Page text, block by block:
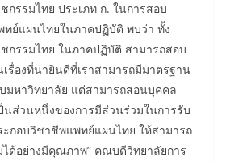
กรรมไทย ประเภท ก. ในการสอบ
ย์แผนไทยในภาคปฏิบัติ พบว่า ทั้ง
กรรมไทย ในภาคปฏิบัติ สามารถสอบ
รื่องที่น่ายินดีที่เราสามารถมีมาตรฐาน
มหาวิทยาลัย แต่สามารถสอนบุคคล
นส่วนหนึ่งของการมีส่วนร่วมในการรับ
กอบวิชาชีพแพทย์แผนไทย ให้สามารถ
ด้อย่างมีคุณภาพ” คณบดีวิทยาลัยการ